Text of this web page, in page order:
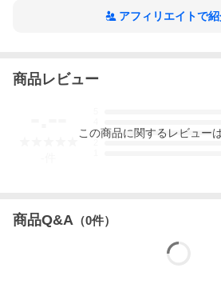
アフィリエイトで
商品レビュー
3
この商品に関するレビュー
商品Q&A （0件）